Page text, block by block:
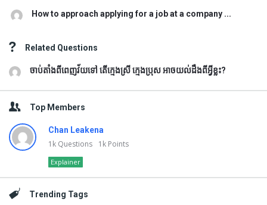
How to approach applying for a job at a company ...
Related Questions
ចាប់តាំងពីពេញវ័យទៅ តើក្មេងស្រី ក្មេងប្រុស អាចយល់ដឹងពីអ្វីខ្លះ?
Top Members
Chan Leakena
1k Questions 1k Points
Explainer
Trending Tags